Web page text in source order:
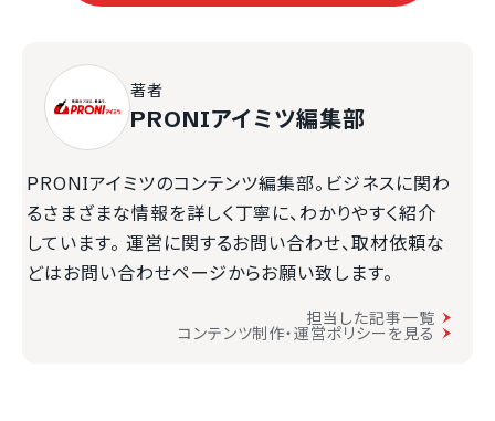
著者
PRONIアイミツ編集部
PRONIアイミツのコンテンツ編集部。ビジネスに関わ
るさまざまな情報を詳しく丁寧に、わかりやすく紹介
しています。 運営に関するお問い合わせ、取材依頼な
どはお問い合わせページからお願い致します。
担当した記事一覧
コンテンツ制作・運営ポリシーを見る